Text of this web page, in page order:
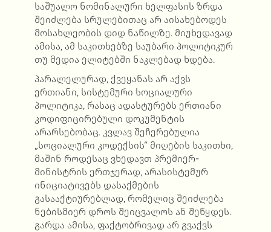
საშუალო ნომინალური ხელფასის ზრდა
შეიძლება სრულებითაც არ აისახებოდეს
მოსახლეობის დიდ ნაწილზე. მიუხედავად
ამისა, ამ საკითხებზე საუბარი პოლიტიკურ
თუ მედია ელიტებში ნაკლებად ხდება.
პარალელურად, ქვეყანას არ აქვს
ერთიანი, სისტემური სოციალური
პოლიტიკა, რასაც ადასტურებს ერთიანი
კოდიფიცირებული დოკუმენტის
არარსებობაც. კვლავ შეჩერებულია
„სოციალური კოდექსის“ მიღების საკითხი,
მაშინ როდესაც ვხედავთ პრემიერ-
მინისტრის ერთჯერად, არასისტემურ
ინიციატივებს დასაქმების
გასააქტიურებლად, რომელიც შეიძლება
ნებისმიერ დროს შეიცვალოს ან შეწყდეს.
გარდა ამისა, ფაქტობრივად არ გვაქვს